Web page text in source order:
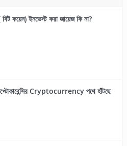
বিট কয়েন) ইনভেস্ট করা জায়েজ কি না?
Cryptocurrency পথে হাঁটছে